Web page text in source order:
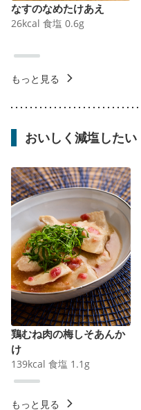
なすのなめたけあえ
26kcal 食塩 0.6g
もっと見る
おいしく減塩したい
鶏むね肉の梅しそあんか
け
139kcal 食塩 1.1 g
もっと見る